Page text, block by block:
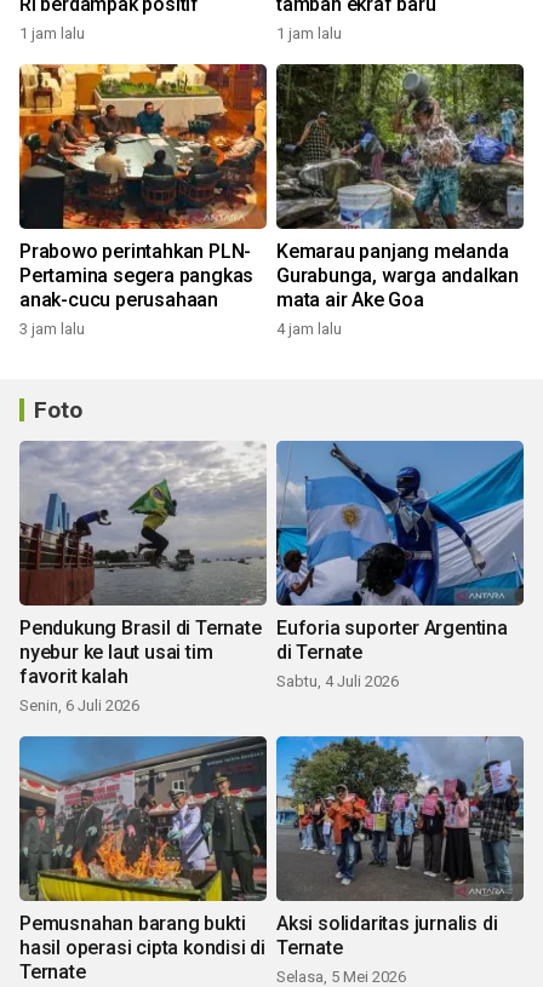
1 jam lalu 1 jam lalu
Prabowo perintahkan PLN-
Pertamina segera pangkas
anak-cucu perusahaan
3 jam lalu
Kemarau panjang melanda
Gurabunga, warga andalkan
mata air Ake Goa
4 jam lalu
Foto
Pendukung Brasil di Ternate
nyebur ke laut usai tim
favorit kalah
Senin, 6 Juli 2026
Euforia suporter Argentina
di Ternate
Sabtu, 4 Juli 2026
Pemusnahan barang bukti
hasil operasi cipta kondisi di
Ternate
Aksi solidaritas jurnalis di
Ternate
Selasa, 5 Mei 2026